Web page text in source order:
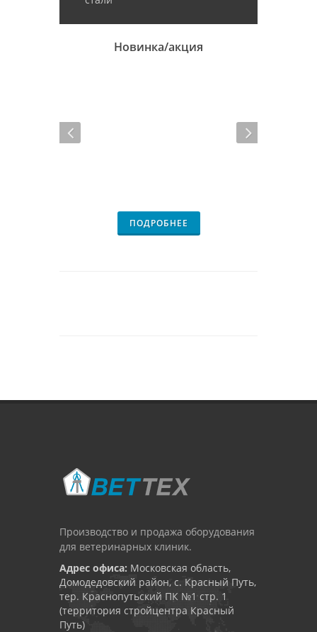
Новинка/акция
ПОДРОБНЕЕ
Производство и продажа оборудования
для ветеринарных клиник.
Адрес офиса: Московская область,
Домодедовский район, с. Красный Путь,
тер. Краснопутьский ПК №1 стр. 1
(территория стройцентра Красный
Путь)